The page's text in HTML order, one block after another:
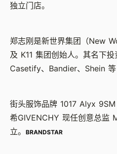
独立门店。
郑志刚是新世界集团（New
及 K11 集团创始人。其名下
Casetify、Bandier、Shein 等
街头服饰品牌 1017 Alyx
希GIVENCHY 现任创意总监
立。
BRANDSTAR